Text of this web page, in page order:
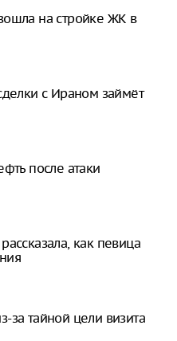
на стройке ЖК в
с Ираном займёт
после атаки
как певица
тайной цели визита